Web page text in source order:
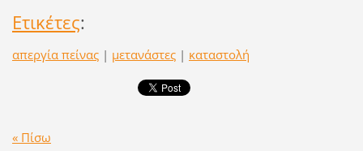
Ετικέτες:
απεργία πείνας | μετανάστες | καταστολή
« Πίσω